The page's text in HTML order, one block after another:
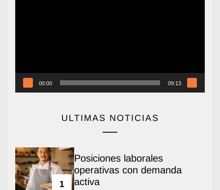
00:00 09:13
ULTIMAS NOTICIAS
1
Posiciones laborales
operativas con demanda
activa